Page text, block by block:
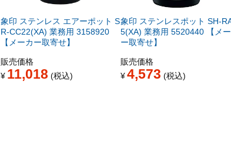
象印 ステンレス エアーポット S
R-CC22(XA) 業務用 3158920
【メーカー取寄せ】
販売価格
¥ 11,018 税込
象印 ステンレスポット SH-
5(XA) 業務用 5520440 【メ
ー取寄せ】
販売価格
¥4,573 税込